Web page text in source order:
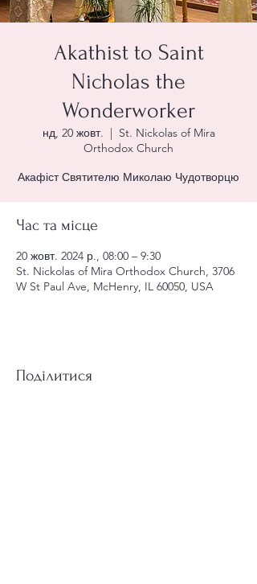
Akathist to Saint
Nicholas the
Wonderworker
нд, 20 жовт.
  |
St. Nickolas of Mira
Orthodox Church
Акафіст Святителю Миколаю Чудотворцю
Час та місце
20 жовт. 2024 р., 08:00 – 9:30
St. Nickolas of Mira Orthodox Church, 3706
W St Paul Ave, McHenry, IL 60050, USA
Поділитися